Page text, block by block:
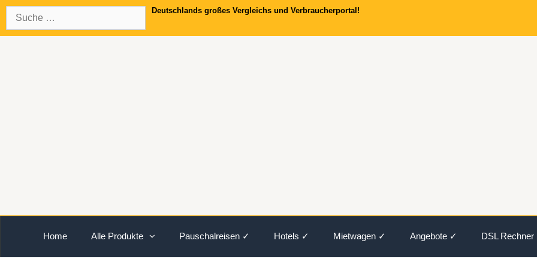
Springe
zum
Inhalt
nach:
Deutschlands großes Vergleichs und Verbraucherportal!
Home Alle Produkte Pauschalreisen ✓ Hotels ✓ Mietwagen ✓ Angebote ✓ DSL Rechner